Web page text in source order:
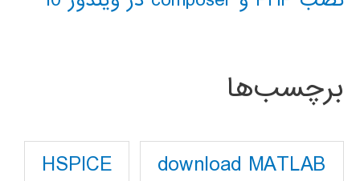
برچسب‌ها
download MATLAB
HSPICE